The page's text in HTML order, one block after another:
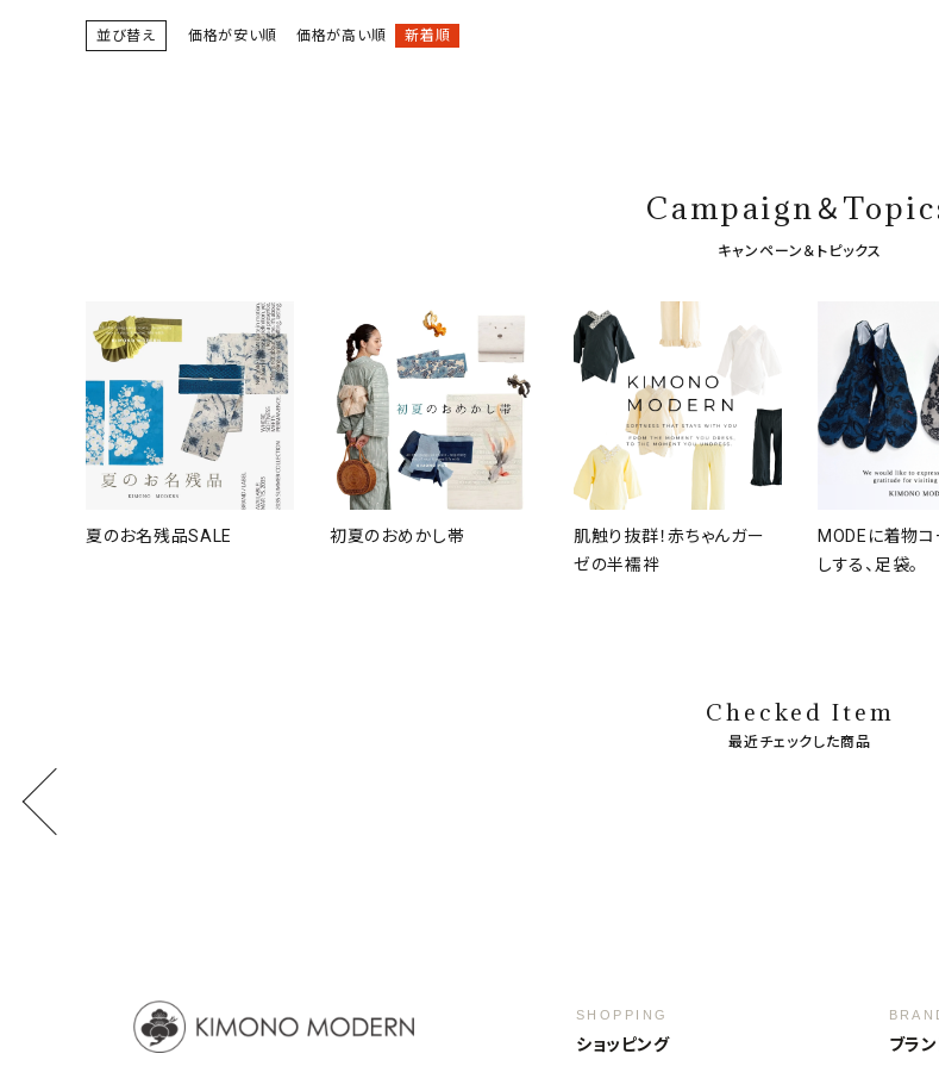
INFORMATION
並び替え 価格が安い順 価格が高い順 新着順
Campaign＆
キャンペーン＆トピックス
夏のお名残品SALE 初夏のおめかし帯
肌触り抜群！赤ちゃんガー
ゼの半襦袢
MODEに着物
しする、足袋。
Checked Item
最近チェックした商品
SHOPPING
ショッピング ブラ